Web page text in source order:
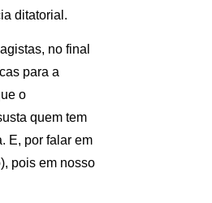
ditatorial.
no final
para a
o
quem tem
E, por falar em
pois em nosso